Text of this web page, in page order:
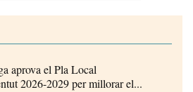
aprova el Pla Local
2026-2029 per millorar el...